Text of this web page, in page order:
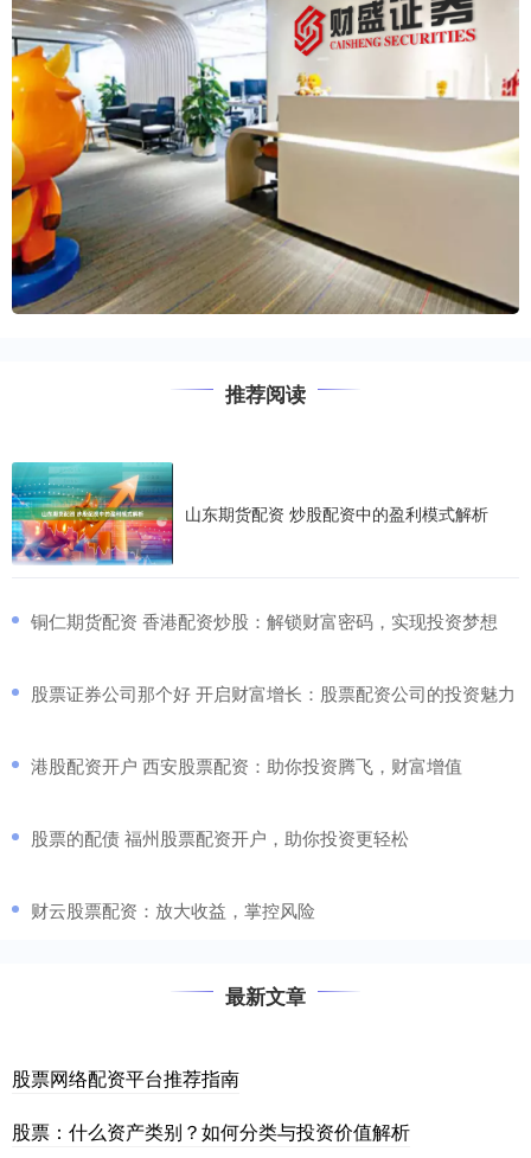
推荐阅读
山东期货配资 炒股配资中的盈利模式解析
​铜仁期货配资 香港配资炒股：解锁财富密码，实现投资梦想
​股票证券公司那个好 开启财富增长：股票配资公司的投资魅力
​港股配资开户 西安股票配资：助你投资腾飞，财富增值
​股票的配债 福州股票配资开户，助你投资更轻松
​财云股票配资：放大收益，掌控风险
最新文章
股票网络配资平台推荐指南
股票：什么资产类别？如何分类与投资价值解析